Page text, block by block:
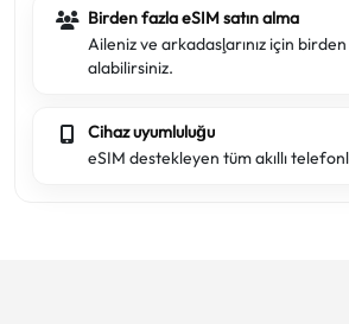
Birden fazla eSIM satın alma
Aileniz ve arkadaşlarınız için
alabilirsiniz.
Cihaz uyumluluğu
eSIM destekleyen tüm akıllı